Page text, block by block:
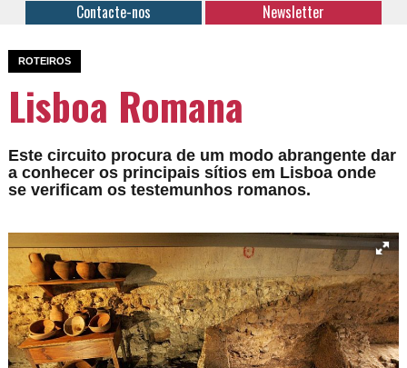
Contacte-nos Newsletter
ROTEIROS
Lisboa Romana
Este circuito procura de um modo abrangente dar
a conhecer os principais sítios em Lisboa onde
se verificam os testemunhos romanos.